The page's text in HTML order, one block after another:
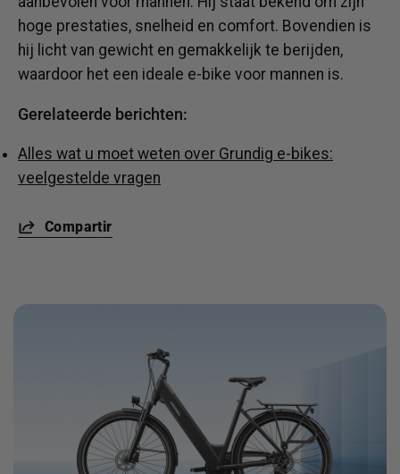
hoge prestaties, snelheid en comfort. Bovendien is
hij licht van gewicht en gemakkelijk te berijden,
waardoor het een ideale e-bike voor mannen is.
Gerelateerde berichten:
Alles wat u moet weten over Grundig e-bikes:
veelgestelde vragen
Compartir